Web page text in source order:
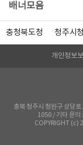
배너모음
충청북도청 청주시청
개인정보
충북 청주시 청원구 상당
1050 / 기타 문
COPYRIGHT (c)